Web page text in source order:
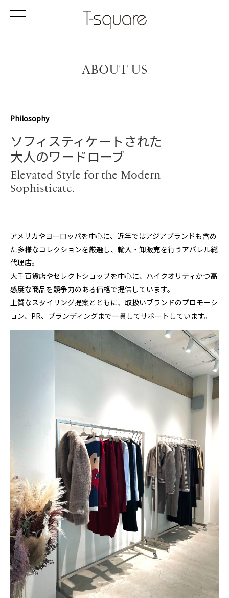
ABOUT US
Philosophy
ソフィスティケートされた
大人のワードローブ
Elevated Style for the Modern
Sophisticate.
アメリカやヨーロッパを中心に、近年ではアジアブランドも含め
た多様なコレクションを厳選し、輸入・卸販売を行うアパレル総
代理店。
大手百貨店やセレクトショップを中心に、ハイクオリティかつ高
感度な商品を競争力のある価格で提供しています。
上質なスタイリング提案とともに、取扱いブランドのプロモーシ
ョン、PR、ブランディングまで一貫してサポートしています。